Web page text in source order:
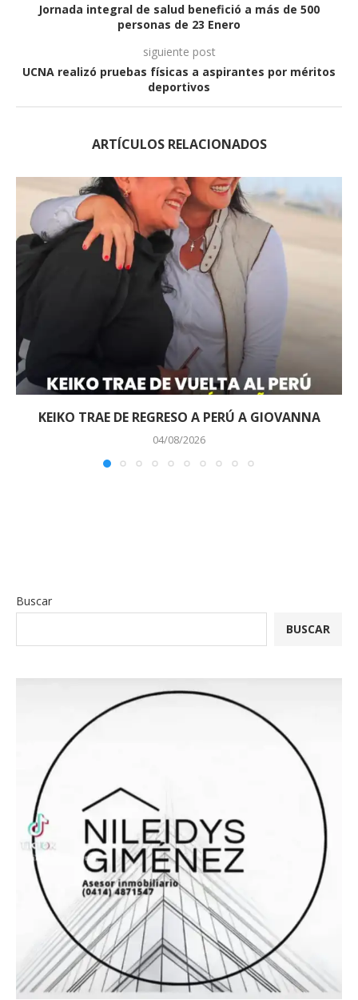
Jornada integral de salud benefició a más de 500
personas de 23 Enero
siguiente post
UCNA realizó pruebas físicas a aspirantes por méritos
deportivos
ARTÍCULOS RELACIONADOS
KEIKO TRAE DE REGRESO A PERÚ A GIOVANNA
04/08/2026
Buscar
BUSCAR